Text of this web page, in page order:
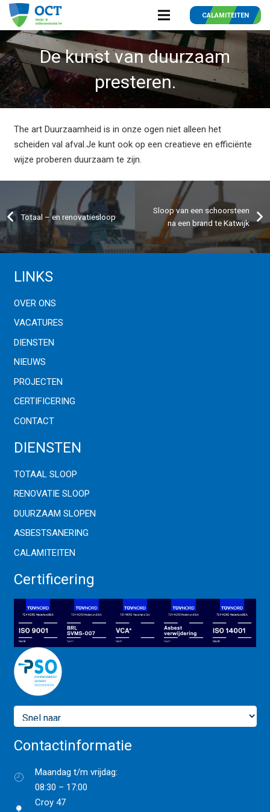
CALAMITEITEN
De kunst van duurzaam
presteren.
The art Duurzaamheid is in onze ogen niet alleen het
scheiden val afval.Je kunt ook op een creatieve en efficiënte
wijze proberen duurzaam te zijn.
Totaal – en renovatiesloop
Sloop van een schoorsteen
na een brand te Katwijk
LINKS
OVER ONS
VACATURES
DIENSTEN
NIEUWS
PROJECTEN
CERTIFICERING
CONTACT
DIENSTEN
TOTAAL SLOOP
RENOVATIE SLOOP
DUURZAAM SLOPEN
ASBESTSANERING
CALAMITEITEN
Certificering
Contactinformatie
Maandag t/m vrijdag:
08:30 – 17:00
Croy 47